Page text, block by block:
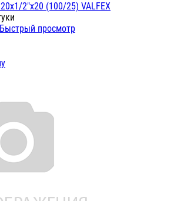
2"х20 (100/25) VALFEX
Быстрый просмотр